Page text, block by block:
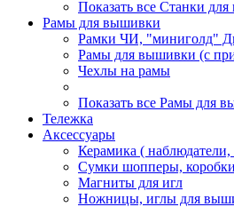
Показать все Станки
Рамы для вышивки
Рамки ЧИ, "миниголд"
Рамы для вышивки (с
Чехлы на рамы
Показать все Рамы для
Тележка
Аксессуары
Керамика (
Сумки шопперы,
Магниты для игл
Ножницы, иглы для